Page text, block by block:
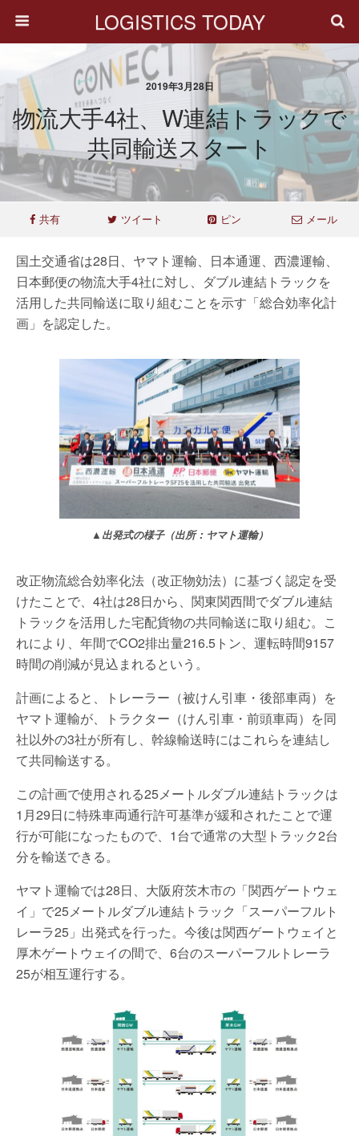
LOGISTICS TODAY
2019年3月28日
物流大手4社、W連結トラックで
共同輸送スタート
共有 ツイート ピン メール
国土交通省は28日、ヤマト運輸、日本通運、西濃運輸、
日本郵便の物流大手4社に対し、ダブル連結トラックを
活用した共同輸送に取り組むことを示す「総合効率化計
画」を認定した。
▲出発式の様子（出所：ヤマト運輸）
改正物流総合効率化法（改正物効法）に基づく認定を受
けたことで、4社は28日から、関東関西間でダブル連結
トラックを活用した宅配貨物の共同輸送に取り組む。こ
れにより、年間でCO2排出量216.5トン、運転時間9157
時間の削減が見込まれるという。
計画によると、トレーラー（被けん引車・後部車両）を
ヤマト運輸が、トラクター（けん引車・前頭車両）を同
社以外の3社が所有し、幹線輸送時にはこれらを連結し
て共同輸送する。
この計画で使用される25メートルダブル連結トラックは
1月29日に特殊車両通行許可基準が緩和されたことで運
行が可能になったもので、1台で通常の大型トラック2台
分を輸送できる。
ヤマト運輸では28日、大阪府茨木市の「関西ゲートウェ
イ」で25メートルダブル連結トラック「スーパーフルト
レーラ25」出発式を行った。今後は関西ゲートウェイと
厚木ゲートウェイの間で、6台のスーパーフルトレーラ
25が相互運行する。